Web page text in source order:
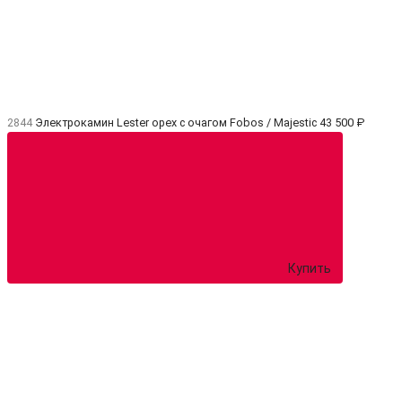
2844 Электрокамин Lester орех с очагом Fobos / Majestic 43 500 ₽
Купить